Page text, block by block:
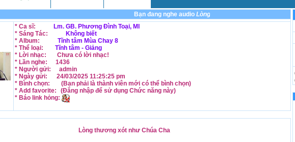
Bạn đang nghe audio Lòng thương xót như Chúa Cha
* Ca sĩ:
Lm. GB. Phương Đình Toại, MI
* Sáng Tác:
Không biết
* Album:
Tĩnh tâm Mùa Chay 8
* Thể loại:
Tĩnh tâm - Giảng
* Lời nhạc:
Chưa có lời nhạc!
* Lần nghe:
1436
* Người gửi:
admin
* Ngày gửi:
24/03/2025 11:25:25 pm
* Bình chọn:
(Bạn phải là thành viên mới có thể bình chọn)
* Add favorite:
(Đăng nhập để sử dụng Chức năngnày)
* Báo link hỏng:
Lòng thương xót như Chúa Cha